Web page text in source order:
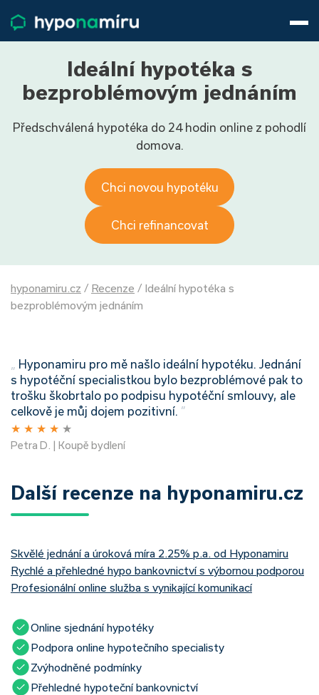
Životní pojištění
Pojištění nemovitosti
Články
800 688 388
9−16 hod.
Ideální hypotéka s
bezproblémovým jednáním
Předschválená hypotéka do 24 hodin online z pohodlí
domova.
Chci novou hypotéku
Chci refinancovat
hyponamiru.cz / Recenze / Ideální hypotéka s
bezproblémovým jednáním
„ Hyponamiru pro mě našlo ideální hypotéku. Jednání
s hypotéční specialistkou bylo bezproblémové pak to
trošku škobrtalo po podpisu hypotéční smlouvy, ale
celkově je můj dojem pozitivní. ”
★ ★ ★ ★ ★
Petra D. | Koupě bydlení
Další recenze na hyponamiru.cz
Skvělé jednání a úroková míra 2.25% p.a. od Hyponamiru
Rychlé a přehledné hypo bankovnictví s výbornou podporou
Profesionální online služba s vynikající komunikací
Online sjednání hypotéky
Podpora online hypotečního specialisty
Zvýhodněné podmínky
Přehledné hypoteční bankovnictví